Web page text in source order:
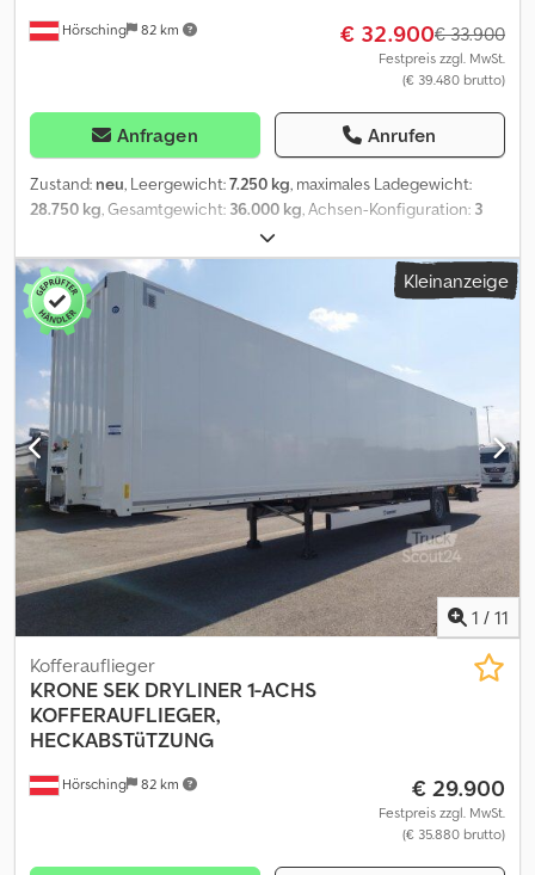
Hörsching 82 km € 32.900€ 33.900
Festpreis zzgl. MwSt.
(€ 39.480 brutto)
Anfragen Anrufen
Zustand: neu, Leergewicht:7.250 kg, maximales Ladegewicht:
28.750 kg, Gesamtgewicht: 36.000 kg, Achsen-Konfiguration: 3
13.620 mm
Gesamthöhe:138.600 mm, Federung:Luft, Bauhöhe:4.000 mm,
Ausstattung:
ABS, | Krone Dry Liner Kofferauflieger |
Reserveradhalter | Krone-Achsen mit Scheibenbremse |
Ankerschienen für Ladungssicherung | 13 Paar Zurringe in Boden
versenkt | Innenhöhe 2715mm | Durchladehöhe 2650mm |
Bereifung 385/65R22,5 | Tageszulassung 6.2024 | Vermietung
möglich Irrtum, Eingabe und Vorverkauf vorbehalten. Dsdpfxel Sn
Dfj Ankjkr
Kleinanzeige
1 / 11
Hörsching 82 km
Kofferauflieger
KRONE SEK DRYLINER 1-ACHS
KOFFERAUFLIEGER,
HECKABSTüTZUNG
€ 29.900
Festpreis zzgl. MwSt.
(€ 35.880 brutto)